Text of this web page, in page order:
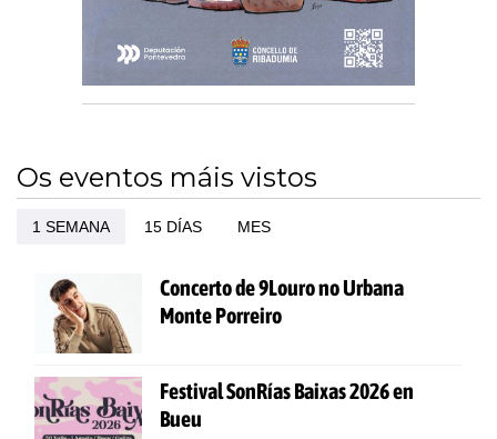
Os eventos máis vistos
1 SEMANA 15 DÍAS MES
Concerto de 9Louro no Urbana
Monte Porreiro
Festival SonRías Baixas 2026 en
Bueu